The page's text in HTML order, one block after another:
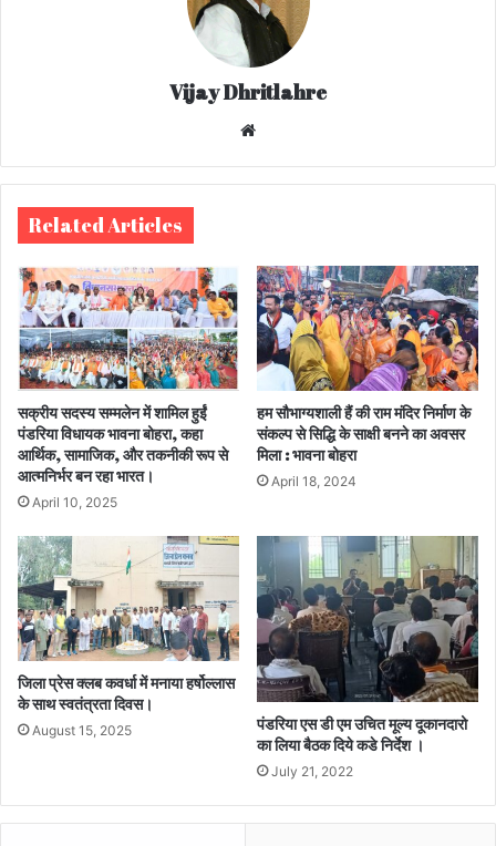
Vijay Dhritlahre
te
Related Articles
सक्रीय सदस्य सम्मलेन में शामिल हुईं
पंडरिया विधायक भावना बोहरा, कहा
आर्थिक, सामाजिक, और तकनीकी रूप से
आत्मनिर्भर बन रहा भारत।
April 10, 2025
हम सौभाग्यशाली हैं की राम मंदिर निर्माण के
संकल्प से सिद्धि के साक्षी बनने का अवसर
मिला : भावना बोहरा
April 18, 2024
जिला प्रेस क्लब कवर्धा में मनाया हर्षोल्लास
के साथ स्वतंत्रता दिवस।
August 15, 2025
पंडरिया एस डी एम उचित मूल्य दूकानदारो
का लिया बैठक दिये कडे निर्देश ।
July 21, 2022